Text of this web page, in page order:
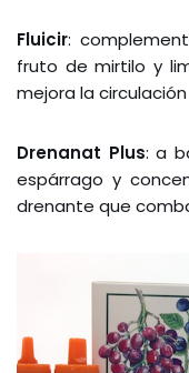
Fluicir:
fruto de mirtilo y
mejora la
Drenanat Plus: a
espárrago y
drenante que